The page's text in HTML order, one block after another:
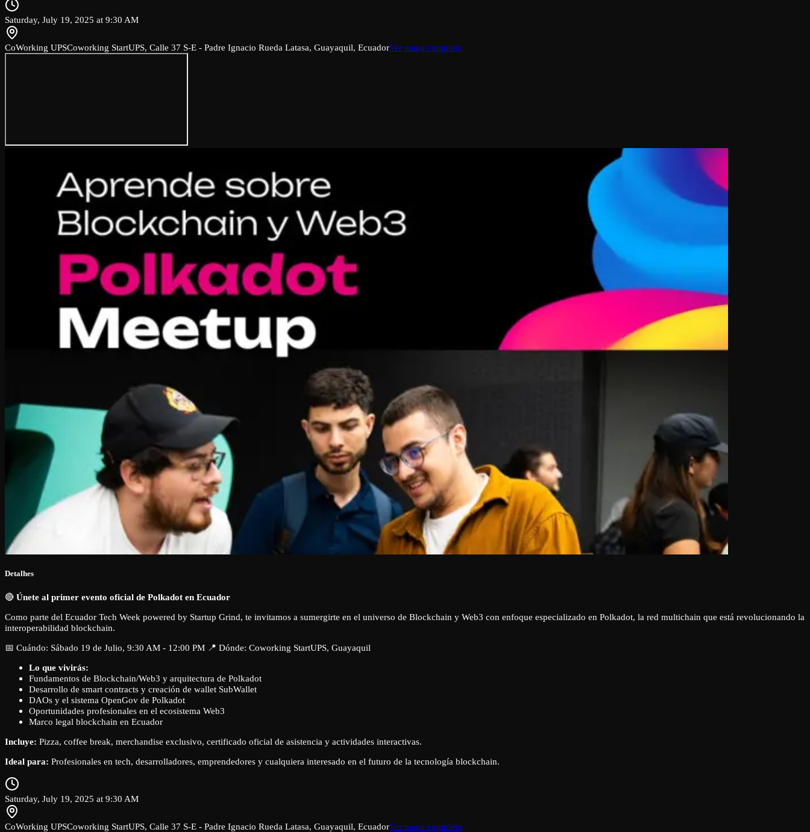
Saturday, July 19, 2025 at 9:30 AM
CoWorking UPSCoworking StartUPS, Calle 37 S-E - Padre Ignacio Rueda Latasa, Guayaquil, EcuadorVer mapa completo
Detalhes
🔴 Únete al primer evento oficial de Polkadot en Ecuador
Como parte del Ecuador Tech Week powered by Startup Grind, te invitamos a sumergirte en el universo de Blockchain y Web3 con enfoque especializado en Polkadot, la red multichain que está revolucionando la
interoperabilidad blockchain.
📅 Cuándo: Sábado 19 de Julio, 9:30 AM - 12:00 PM 📍 Dónde: Coworking StartUPS, Guayaquil
Lo que vivirás:
Fundamentos de Blockchain/Web3 y arquitectura de Polkadot
Desarrollo de smart contracts y creación de wallet SubWallet
DAOs y el sistema OpenGov de Polkadot
Oportunidades profesionales en el ecosistema Web3
Marco legal blockchain en Ecuador
Incluye: Pizza, coffee break, merchandise exclusivo, certificado oficial de asistencia y actividades interactivas.
Ideal para: Profesionales en tech, desarrolladores, emprendedores y cualquiera interesado en el futuro de la tecnología blockchain.
Saturday, July 19, 2025 at 9:30 AM
CoWorking UPSCoworking StartUPS, Calle 37 S-E - Padre Ignacio Rueda Latasa, Guayaquil, EcuadorVer mapa completo